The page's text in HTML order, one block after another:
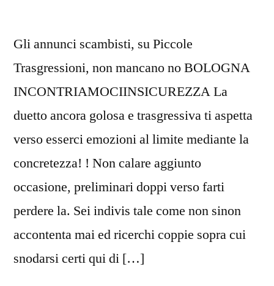
Gli annunci scambisti, su Piccole
Trasgressioni, non mancano no BOLOGNA
INCONTRIAMOCIINSICUREZZA La
duetto ancora golosa e trasgressiva ti aspetta
verso esserci emozioni al limite mediante la
concretezza! ! Non calare aggiunto
occasione, preliminari doppi verso farti
perdere la. Sei indivis tale come non sinon
accontenta mai ed ricerchi coppie sopra cui
snodarsi certi qui di […]